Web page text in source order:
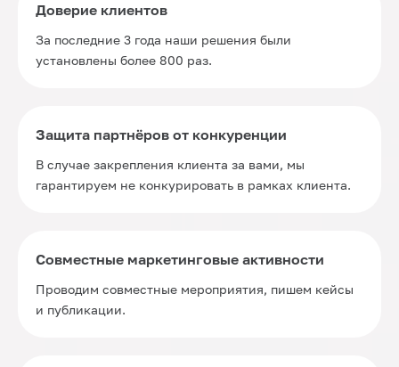
Доверие клиентов
За последние 3 года наши решения были
установлены более 800 раз.
Защита партнёров от конкуренции
В случае закрепления клиента за вами, мы
гарантируем не конкурировать в рамках клиента.
Совместные маркетинговые активности
Проводим совместные мероприятия, пишем кейсы
и публикации.